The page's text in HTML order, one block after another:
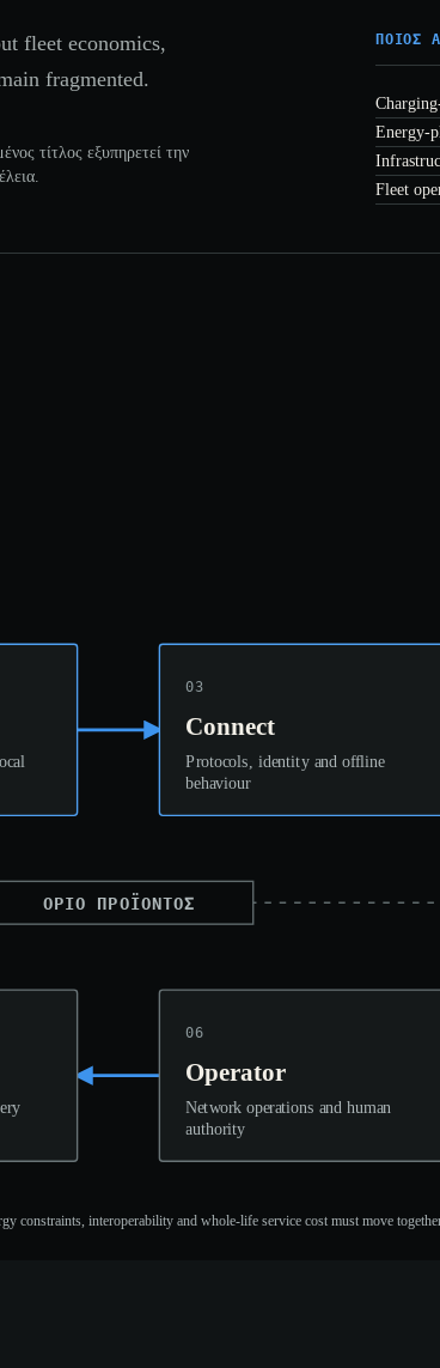
fleet economics,
fragmented.
τίτλος εξυπηρετεί την
ΠΟΙΟΣ
Energy-
Fleet
ΌΡΙΟ ΠΡΟΪΌΝΤΟΣ
03
Connect
Protocols, identity and offline
behaviour
06
Operator
Network operations and human
authority
constraints, interoperability and whole-life service cost must move